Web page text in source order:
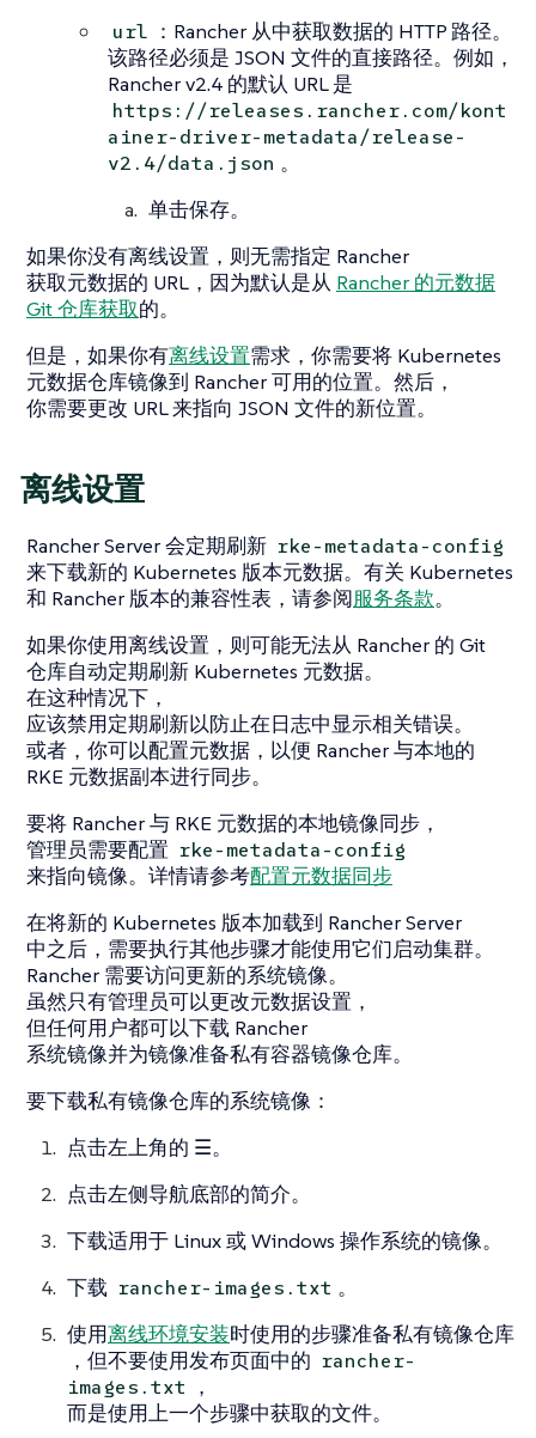
url ：Rancher 从中获取数据的 HTTP 路径。
该路径必须是 JSON 文件的直接路径。例如，
Rancher v2.4 的默认 URL 是
https://releases.rancher.com/kont
ainer-driver-metadata/release-
v2.4/data.json 。
单击保存。
如果你没有离线设置，则无需指定 Rancher
获取元数据的 URL，因为默认是从 Rancher 的元数据
Git 仓库获取的。
但是，如果你有离线设置需求，你需要将 Kubernetes
元数据仓库镜像到 Rancher 可用的位置。然后，
你需要更改 URL 来指向 JSON 文件的新位置。
离线设置
Rancher Server 会定期刷新 rke-metadata-config
来下载新的 Kubernetes 版本元数据。有关 Kubernetes
和 Rancher 版本的兼容性表，请参阅服务条款。
如果你使用离线设置，则可能无法从 Rancher 的 Git
仓库自动定期刷新 Kubernetes 元数据。
在这种情况下，
应该禁用定期刷新以防止在日志中显示相关错误。
或者，你可以配置元数据，以便 Rancher 与本地的
RKE 元数据副本进行同步。
要将 Rancher 与 RKE 元数据的本地镜像同步，
管理员需要配置 rke-metadata-config
来指向镜像。详情请参考配置元数据同步
在将新的 Kubernetes 版本加载到 Rancher Server
中之后，需要执行其他步骤才能使用它们启动集群。
Rancher 需要访问更新的系统镜像。
虽然只有管理员可以更改元数据设置，
但任何用户都可以下载 Rancher
系统镜像并为镜像准备私有容器镜像仓库。
要下载私有镜像仓库的系统镜像：
点击左上角的 ☰。
点击左侧导航底部的简介。
下载适用于 Linux 或 Windows 操作系统的镜像。
下载 rancher-images.txt 。
使用离线环境安装时使用的步骤准备私有镜像仓库
，但不要使用发布页面中的 rancher-
images.txt
，
而是使用上一个步骤中获取的文件。